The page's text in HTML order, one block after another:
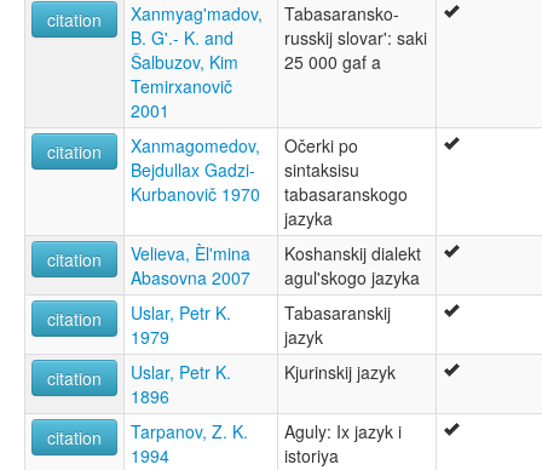
citation
Xanmyag'madov,
B. G'.- K. and
Šalbuzov, Kim
Temirxanovič
2001
Tabasaransko-
russkij slovar': saki
25 000 gaf a
citation
Xanmagomedov,
Bejdullax Gadzi-
Kurbanovič 1970
Očerki po
sintaksisu
tabasaranskogo
jazyka
citation
Velieva, Èl'mina
Abasovna 2007
Koshanskij dialekt
agul'skogo jazyka
citation
Uslar, Petr K.
1979
Tabasaranskij
jazyk
citation
Uslar, Petr K.
1896
Kjurinskij jazyk
citation
Tarpanov, Z. K.
1994
Aguly: Ix jazyk i
istoriya